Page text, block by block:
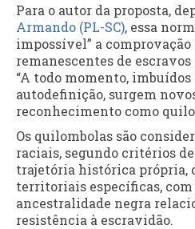
Para o autor da proposta,
Armando (PL-SC), essa
impossível” a comprovação
remanescentes de
“A todo momento,
autodefinição, surgem
reconhecimento como
Os quilombolas são
raciais, segundo critérios
trajetória histórica própria,
territoriais específicas, com
ancestralidade negra
resistência à escravidão.